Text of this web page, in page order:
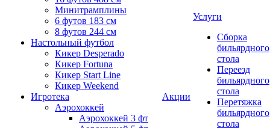
Минитрамплины
6 футов 183 см
8 футов 244 см
Настольный футбол
Кикер Desperado
Кикер Fortuna
Кикер Start Line
Кикер Weekend
Игротека
Аэрохоккей
Аэрохоккей 3 фт
Акции
Услуги
Сборка
бильярдного
стола
Переезд
бильярдного
стола
Перетяжка
бильярдного
стола